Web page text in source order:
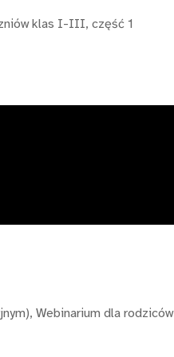
klas I-III, część 1
Webinarium dla rodziców